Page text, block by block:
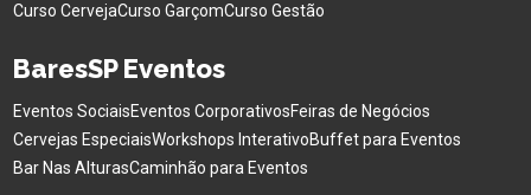
Curso CervejaCurso GarçomCurso Gestão
BaresSP Eventos
Eventos SociaisEventos CorporativosFeiras de Negócios
Cervejas EspeciaisWorkshops InterativoBuffet para Eventos
Bar Nas AlturasCaminhão para Eventos